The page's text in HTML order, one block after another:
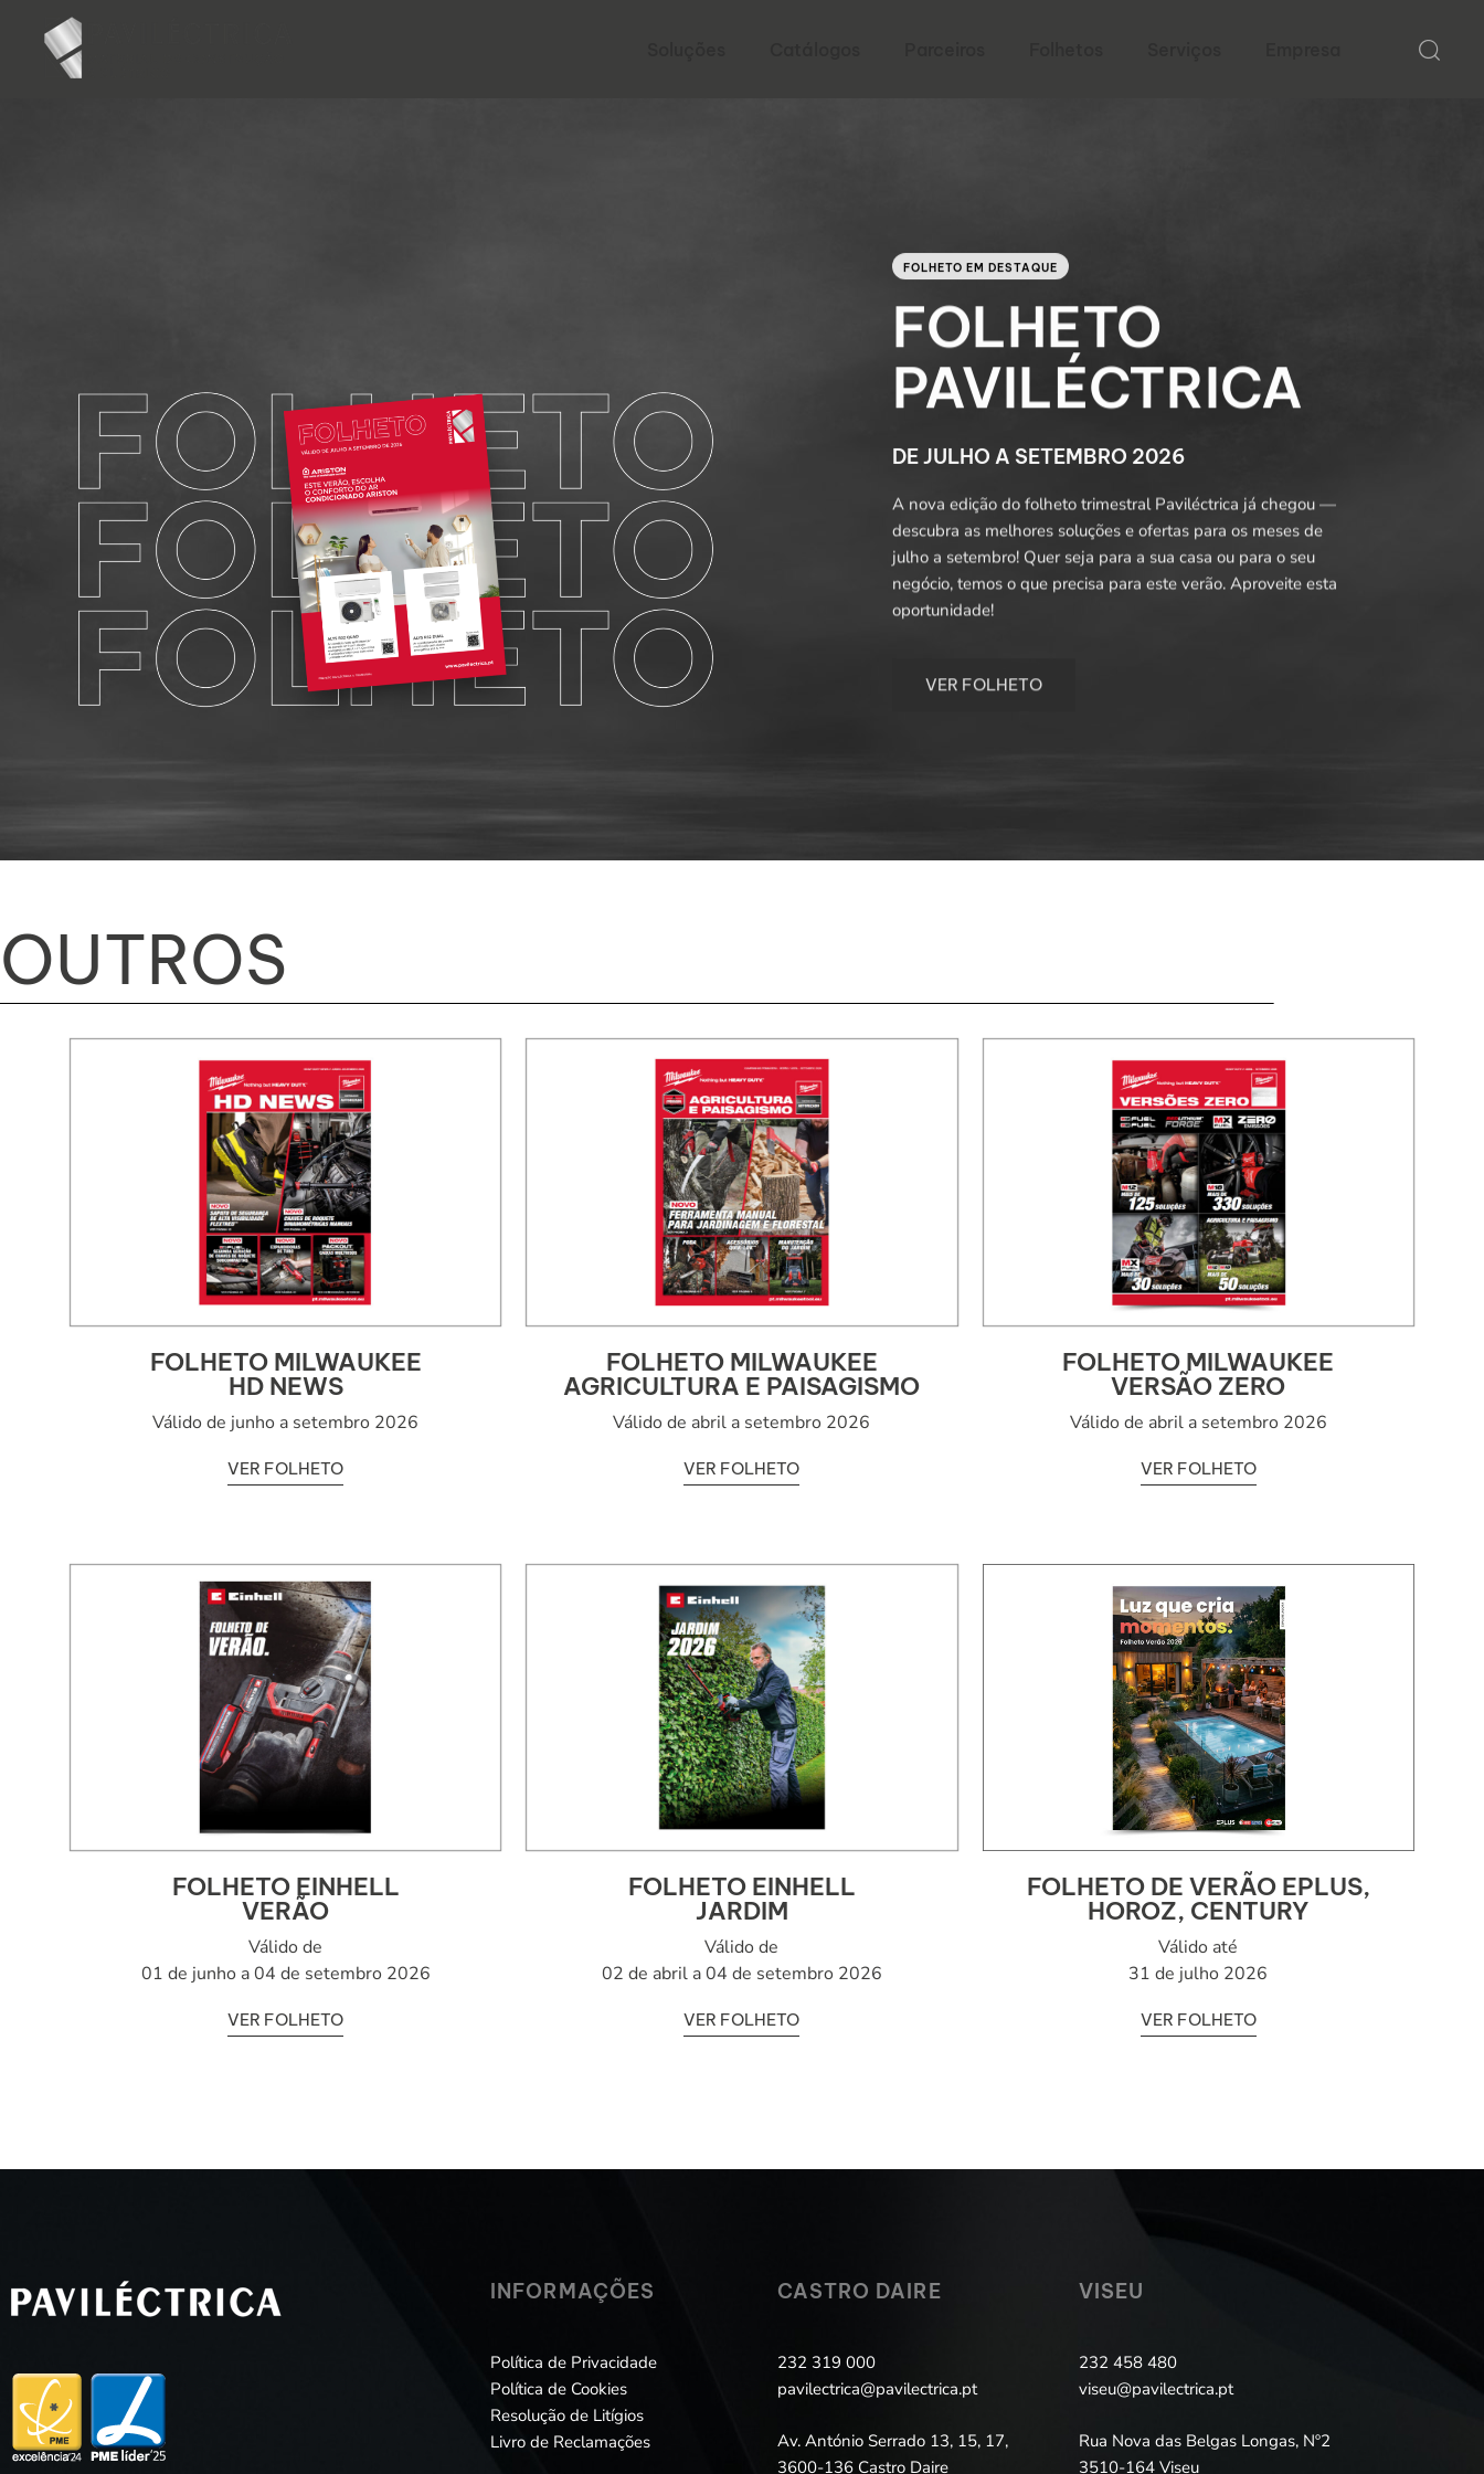
FOLHETO EM DESTAQUE
FOLHETO
PAVILÉCTRICA
DE JULHO A SETEMBRO 2026
A nova edição do folheto trimestral Paviléctrica já chegou —
descubra as melhores soluções e ofertas para os meses de
julho a setembro! Quer seja para a sua casa ou para o seu
negócio, temos o que precisa para este verão. Aproveite esta
oportunidade!
VER FOL HETO
OUTROS
FOLHETO MILWAUKEE
HD NEWS
Válido de junho a setembro 2026
VER FOLHETO
FOLHETO MILWAUKEE
AGRICULTURA E PAISAGISMO
Válido de abril a setembro 2026
VER FOLHETO
FOLHETO MILWAUKEE
VERSÃO ZERO
Válido de abril a setembro 2026
VER FOLHETO
FOLHETO EINHELL
VERÃO
Válido de
01 de junho a 04 de setembro 2026
VER FOLHETO
FOLHETO EINHELL
JARDIM
Válido de
02 de abril a 04 de setembro 2026
VER FOLHETO
FOLHETO DE VERÃO EPLUS,
HOROZ, CENTURY
Válido até
31 de julho 2026
VER FOLHETO
INFORMAÇÕES
Política de Privacidade
Política de Cookies
Resolução de Litígios
Livro de Reclamações
CASTRO DAIRE
232 319 000
pavilectrica@pavilectrica.pt
Av. António Serrado 13, 15, 17,
3600-136 Castro Daire
VISEU
232 458 480
viseu@pavilectrica.pt
Rua Nova das Belgas Longas, Nº2
3510-164 Viseu